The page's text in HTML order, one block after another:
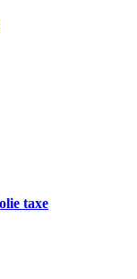
taxe